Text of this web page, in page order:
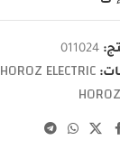
011024
HOROZ ELECTRIC
HOROZ